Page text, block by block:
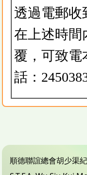
透過電郵收
在上述時間
覆，可致電
話：
順德聯誼總會胡少渠